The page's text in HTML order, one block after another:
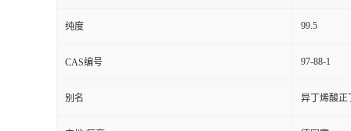
纯度 99.5
CAS编号 97-88-1
别名 异丁烯酸正